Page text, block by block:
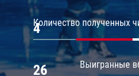
Количество полученных
4
Выигранные
26